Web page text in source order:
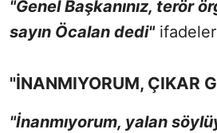
"Genel Başkanınız, terör
sayın Öcalan dedi"
"İNANMIYORUM, ÇIKAR
"İnanmıyorum, yalan